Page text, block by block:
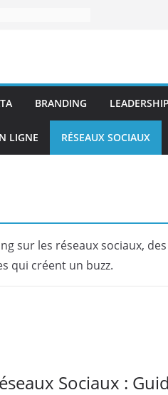
BRANDING
LIGNE RÉSEAUX SOCIAUX
sur les réseaux sociaux,
qui créent un buzz.
Sociaux :